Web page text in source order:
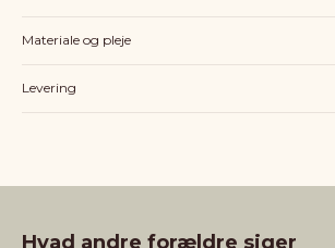
Materiale og pleje
Levering
Hvad andre forældre siger